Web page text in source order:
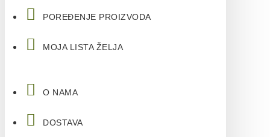
POREĐENJE PROIZVODA
MOJA LISTA ŽELJA
O NAMA
DOSTAVA